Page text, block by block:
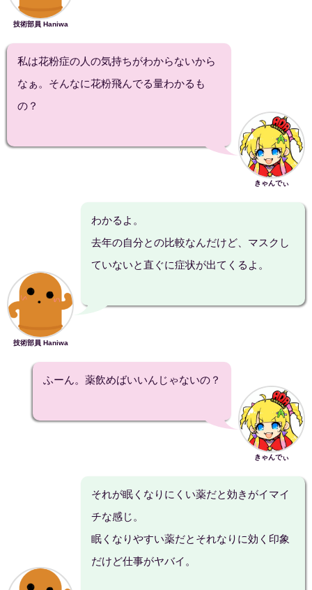
技術部員 Haniwa
私は花粉症の人の気持ちがわからないから
なぁ。そんなに花粉飛んでる量わかるも
の？
きゃんでぃ
技術部員 Haniwa
わかるよ。
去年の自分との比較なんだけど、マスクし
ていないと直ぐに症状が出てくるよ。
ふーん。薬飲めばいいんじゃないの？
きゃんでぃ
それが眠くなりにくい薬だと効きがイマイ
チな感じ。
眠くなりやすい薬だとそれなりに効く印象
だけど仕事がヤバイ。